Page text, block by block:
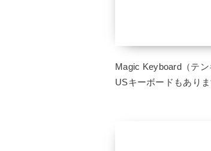
Magic Keyboard（テ
USキーボードもありま